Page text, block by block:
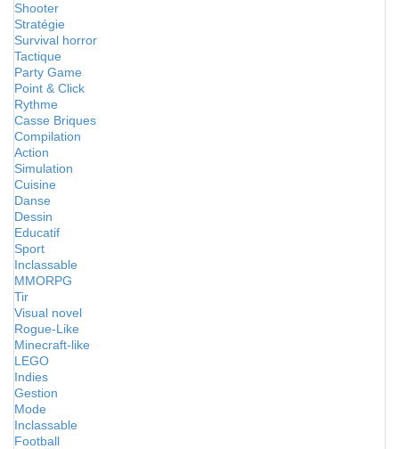
Shooter
Stratégie
Survival horror
Tactique
Party Game
Point & Click
Rythme
Casse Briques
Compilation
Action
Simulation
Cuisine
Danse
Dessin
Educatif
Sport
Inclassable
MMORPG
Tir
Visual novel
Rogue-Like
Minecraft-like
LEGO
Indies
Gestion
Mode
Inclassable
Football